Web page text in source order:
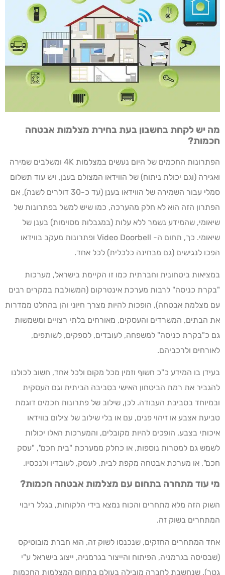
מה יש לקחת בחשבון בעת בחירת מצלמות אבטחה
חכמות?
הפתרונות החכמים של היום נעשים במצלמות 4K ומשלבים שמירה
ואגירה (וגם יכולת ניתוח) של הווידאו המצולם בענן, ויש עוד תשלום
סמלי עבור השמירה של הווידאו בענן (עד כ-30 דולרים לשנה), אם
הפתרון הזה הוא לא חלק מהערכה, כמו שיש למשל בפתרונות של
שיאומי, שהמידע נשמר ללא עלות (במגבלות מסוימות) בענן של
שיאומי. כך, תחום ה- Video Doorbell ופתרונות מעקב בווידאו
הפכו לנגישים (גם מבחינה כלכלית) לכל אחד.
במציאות ביטחונית וחברתית כמו זו הקיימת בישראל, מערכות
"בקרת כניסה" לרבות מערכת אינטרקום (המשולבת במקרים רבים
עם מצלמת אבטחה), הופכות להיות מצרך חיוני והן בהחלט ממדרות
את הבתים, המשרדים והעסקים, מאורחים בלתי רצויים ומשמשות
גם כ"בקרת כניסה" למשפחה, לעובדים, לספקים, לשותפים,
לאורחים ולרכביהם.
בעידן בו המידע כ"כ חשוף וזמין מכל מקום ולכל אחד, חשוב לכולנו
להגביר את רמת הביטחון האישי בסביבה הביתית וגם העסקית
ובמיוחד בסביבת העבודה. לכן, שילוב של פתרונות חכמים דוגמת
טביעת אצבע או זיהוי פנים, עם או בלי שילוב של צילום בווידאו
איכותי בצבע, הופכים להיות מקובלים, והמערכות האלו יכולות
לשמש גם למטרות נוספות, או כחלק ממערכת "בית חכם", "עסק
חכם", או מערכת אבטחה מקפת לבית, לעסק, לעובדיו ולנכסיו.
מי עוד מתחרה בתחום עם מצלמות אבטחה חכמות?
השוק הזה מלא מתחרים והכוח נמצא בידי הלקוחות, בגלל ריבוי
המתחרים בשוק זה.
אחד המתחרים החזקים, שנכנסו לשוק זה, הוא חברת מובוטיקס
(שבסיסה בגרמניה, הפיתוח והייצור בגרמניה, ייצוג בישראל ע"י
גטר), שנחשבת לחברה מובילה בעולם בתחום המצלמות החכמות